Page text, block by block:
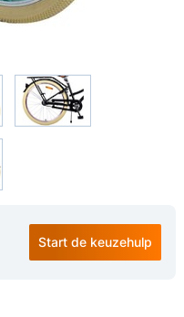
Start de keuzehulp